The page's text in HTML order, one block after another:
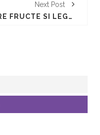
Next Post
DESPRE FRUCTE SI LEGUME